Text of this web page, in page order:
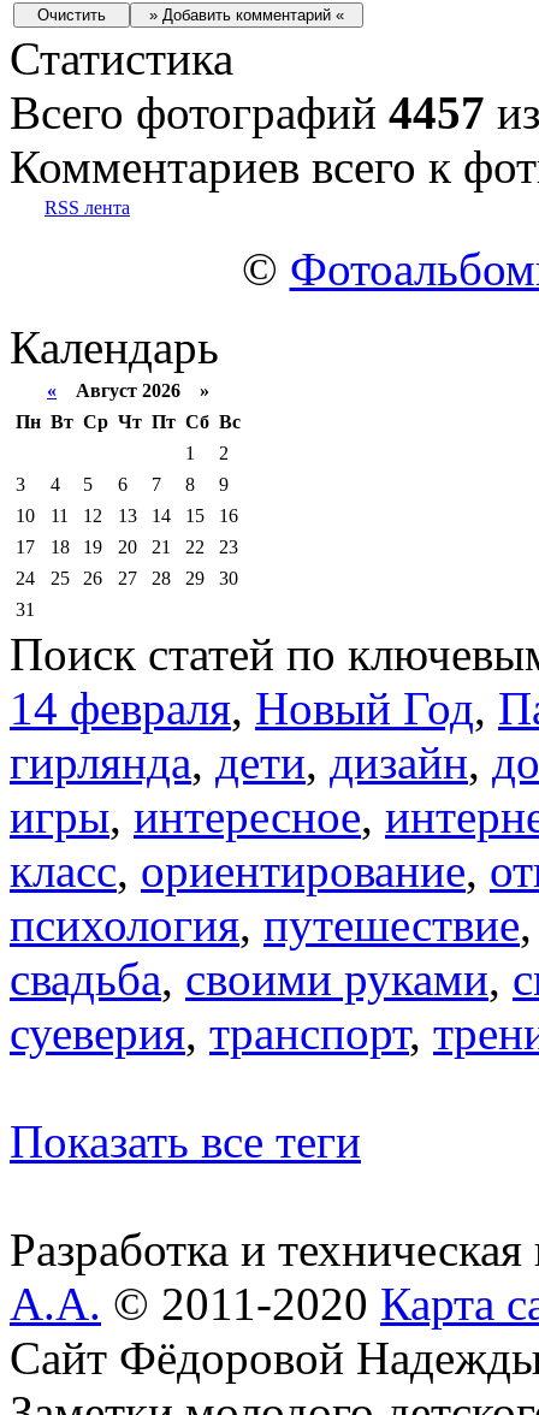
Статистика
Всего фотографий 4457
Комментариев всего к
RSS лента
©
Календарь
« Август 2026 »
Пн Вт Ср Чт Пт Сб Вс
1
2
3
4 5 6 7 8
9
10
11 12 13 14 15
16
17
18 19 20 21 22
23
24
25 26 27 28 29
30
31
Поиск статей по
14 февраля, Новый Год,
гирлянда, дети, дизайн,
игры, интересное,
класс, ориентирование,
психология, путешествие
свадьба, своими руками,
суеверия, транспорт,
Показать все теги
Разработка и
А.А. © 2011-2020 Карта
Сайт Фёдоровой